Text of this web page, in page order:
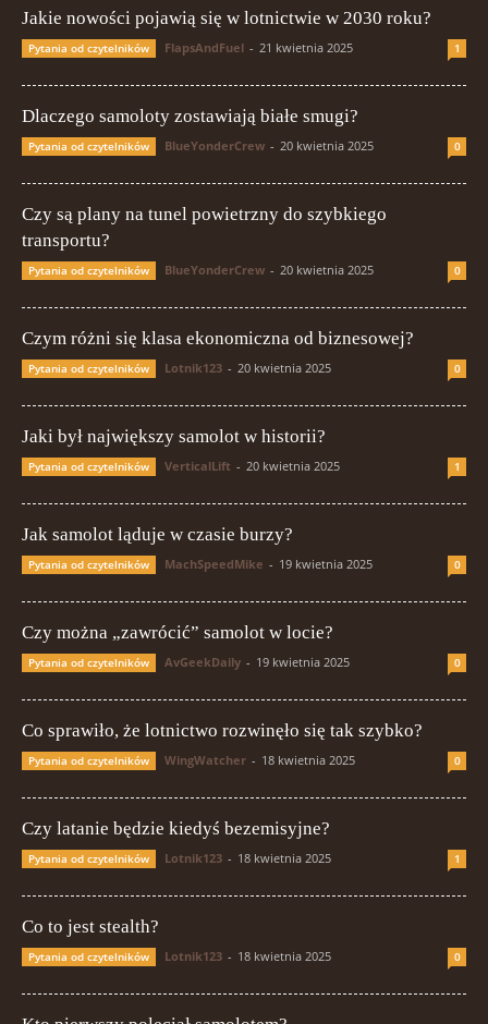
Jakie nowości pojawią się w lotnictwie w 2030 roku?
Pytania od czytelników FlapsAndFuel - 21 kwietnia 2025 1
Dlaczego samoloty zostawiają białe smugi?
Pytania od czytelników BlueYonderCrew - 20 kwietnia 2025 0
Czy są plany na tunel powietrzny do szybkiego
transportu?
Pytania od czytelników BlueYonderCrew - 20 kwietnia 2025 0
Czym różni się klasa ekonomiczna od biznesowej?
Pytania od czytelników Lotnik123 - 20 kwietnia 2025 0
Jaki był największy samolot w historii?
Pytania od czytelników VerticalLift - 20 kwietnia 2025 1
Jak samolot ląduje w czasie burzy?
Pytania od czytelników MachSpeedMike - 19 kwietnia 2025 0
Czy można „zawrócić” samolot w locie?
Pytania od czytelników AvGeekDaily - 19 kwietnia 2025 0
Co sprawiło, że lotnictwo rozwinęło się tak szybko?
Pytania od czytelników WingWatcher - 18 kwietnia 2025 0
Czy latanie będzie kiedyś bezemisyjne?
Pytania od czytelników Lotnik123 - 18 kwietnia 2025 1
Co to jest stealth?
Pytania od czytelników Lotnik123 - 18 kwietnia 2025 0